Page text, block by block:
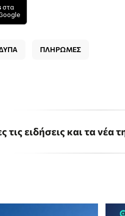
στα
ΠΛΗΡΩΜΕΣ
τις ειδήσεις και τα νέα